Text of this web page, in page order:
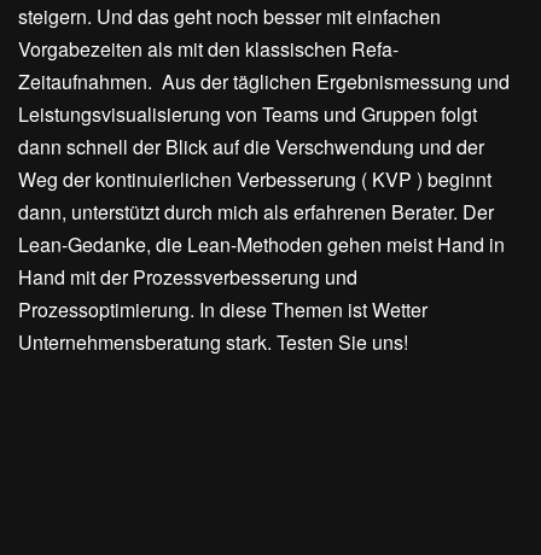
steigern. Und das geht noch besser mit einfachen
Vorgabezeiten als mit den klassischen Refa-
Zeitaufnahmen. Aus der täglichen Ergebnismessung und
Leistungsvisualisierung von Teams und Gruppen folgt
dann schnell der Blick auf die Verschwendung und der
Weg der kontinuierlichen Verbesserung ( KVP ) beginnt
dann, unterstützt durch mich als erfahrenen Berater. Der
Lean-Gedanke, die Lean-Methoden gehen meist Hand in
Hand mit der Prozessverbesserung und
Prozessoptimierung. In diese Themen ist Wetter
Unternehmensberatung stark. Testen Sie uns!